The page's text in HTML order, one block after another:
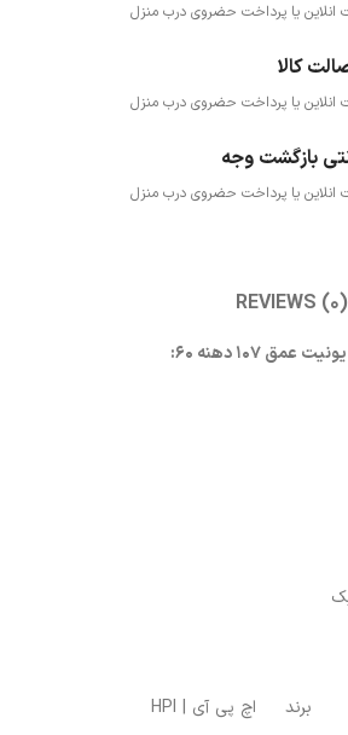
انلاین یا پرداخت حضروی درب منزل
کالا
انلاین یا پرداخت حضروی درب منزل
انلاین یا پرداخت حضروی درب منزل
REVIEWS (0)
برند اچ پی آی | HPI